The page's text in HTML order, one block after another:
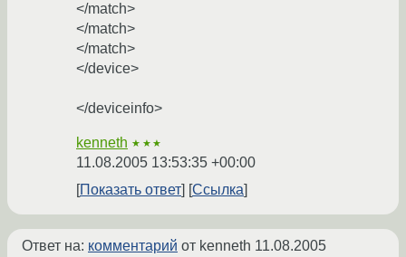
</match>
</match>
</match>
</device>
</deviceinfo>
kenneth ★★★
11.08.2005 13:53:35 +00:00
Показать ответ
Ссылка
Ответ на: комментарий от kenneth 11.08.2005